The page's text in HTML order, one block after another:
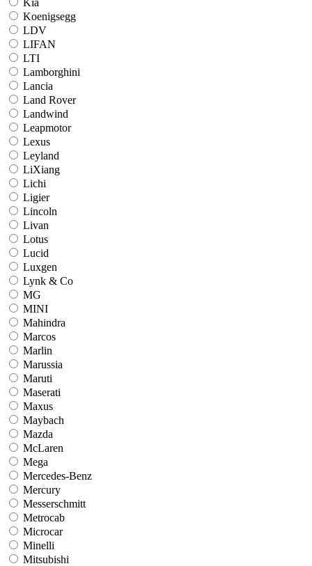
Koenigsegg
LDV
LIFAN
LTI
Lamborghini
Lancia
Land Rover
Landwind
Leapmotor
Lexus
Leyland
LiXiang
Lichi
Ligier
Lincoln
Livan
Lotus
Lucid
Luxgen
Lynk & Co
MG
MINI
Mahindra
Marcos
Marlin
Marussia
Maruti
Maserati
Maxus
Maybach
Mazda
McLaren
Mega
Mercedes-Benz
Mercury
Messerschmitt
Metrocab
Microcar
Minelli
Mitsubishi